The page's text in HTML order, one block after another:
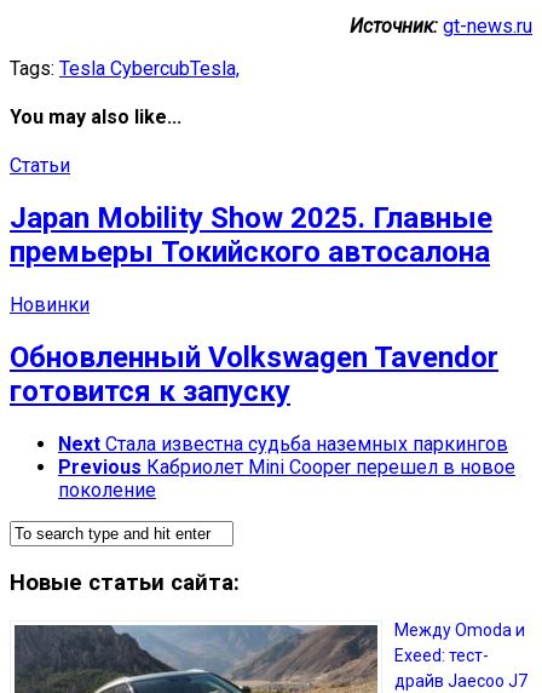
Источник: gt-news.ru
Tags: Tesla CybercubTesla,
You may also like...
Статьи
Japan Mobility Show 2025. Главные
премьеры Токийского автосалона
Новинки
Обновленный Volkswagen Tavendor
готовится к запуску
Next Стала известна судьба наземных паркингов
Previous Кабриолет Mini Cooper перешел в новое
поколение
Новые статьи сайта:
Между Omoda и
Exeed: тест-
драйв Jaecoo J7